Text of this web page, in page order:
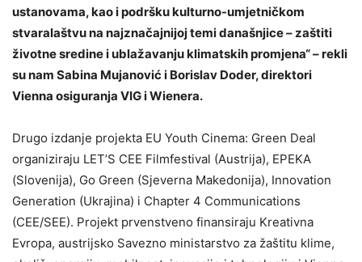
ustanovama, kao i podršku kulturno-umjetničkom
stvaralaštvu na najznačajnijoj temi današnjice – zaštiti
životne sredine i ublažavanju klimatskih promjena“ – rekli
su nam Sabina Mujanović i Borislav Doder, direktori
Vienna osiguranja VIG i Wienera.
Drugo izdanje projekta EU Youth Cinema: Green Deal
organiziraju LET’S CEE Filmfestival (Austrija), EPEKA
(Slovenija), Go Green (Sjeverna Makedonija), Innovation
Generation (Ukrajina) i Chapter 4 Communications
(CEE/SEE). Projekt prvenstveno finansiraju Kreativna
Evropa, austrijsko Savezno ministarstvo za žaštitu klime,